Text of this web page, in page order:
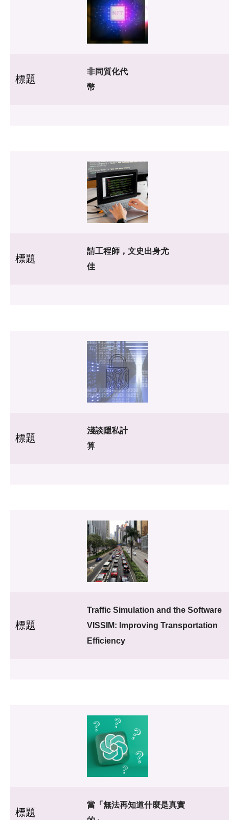
標題
非同質化代
幣
標題
請工程師，文史出身尤
佳
標題
淺談隱私計
算
標題
Traffic Simulation and the Software
VISSIM: Improving Transportation
Efficiency
標題
當「無法再知道什麼是真實